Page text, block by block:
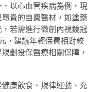
以心血管疾病為例，現
貴的自費醫材，如塗藥
若需進行微創內視鏡冠
，建議年輕保費相對較
劃投保醫療相關保障，
康飲食、規律運動、充